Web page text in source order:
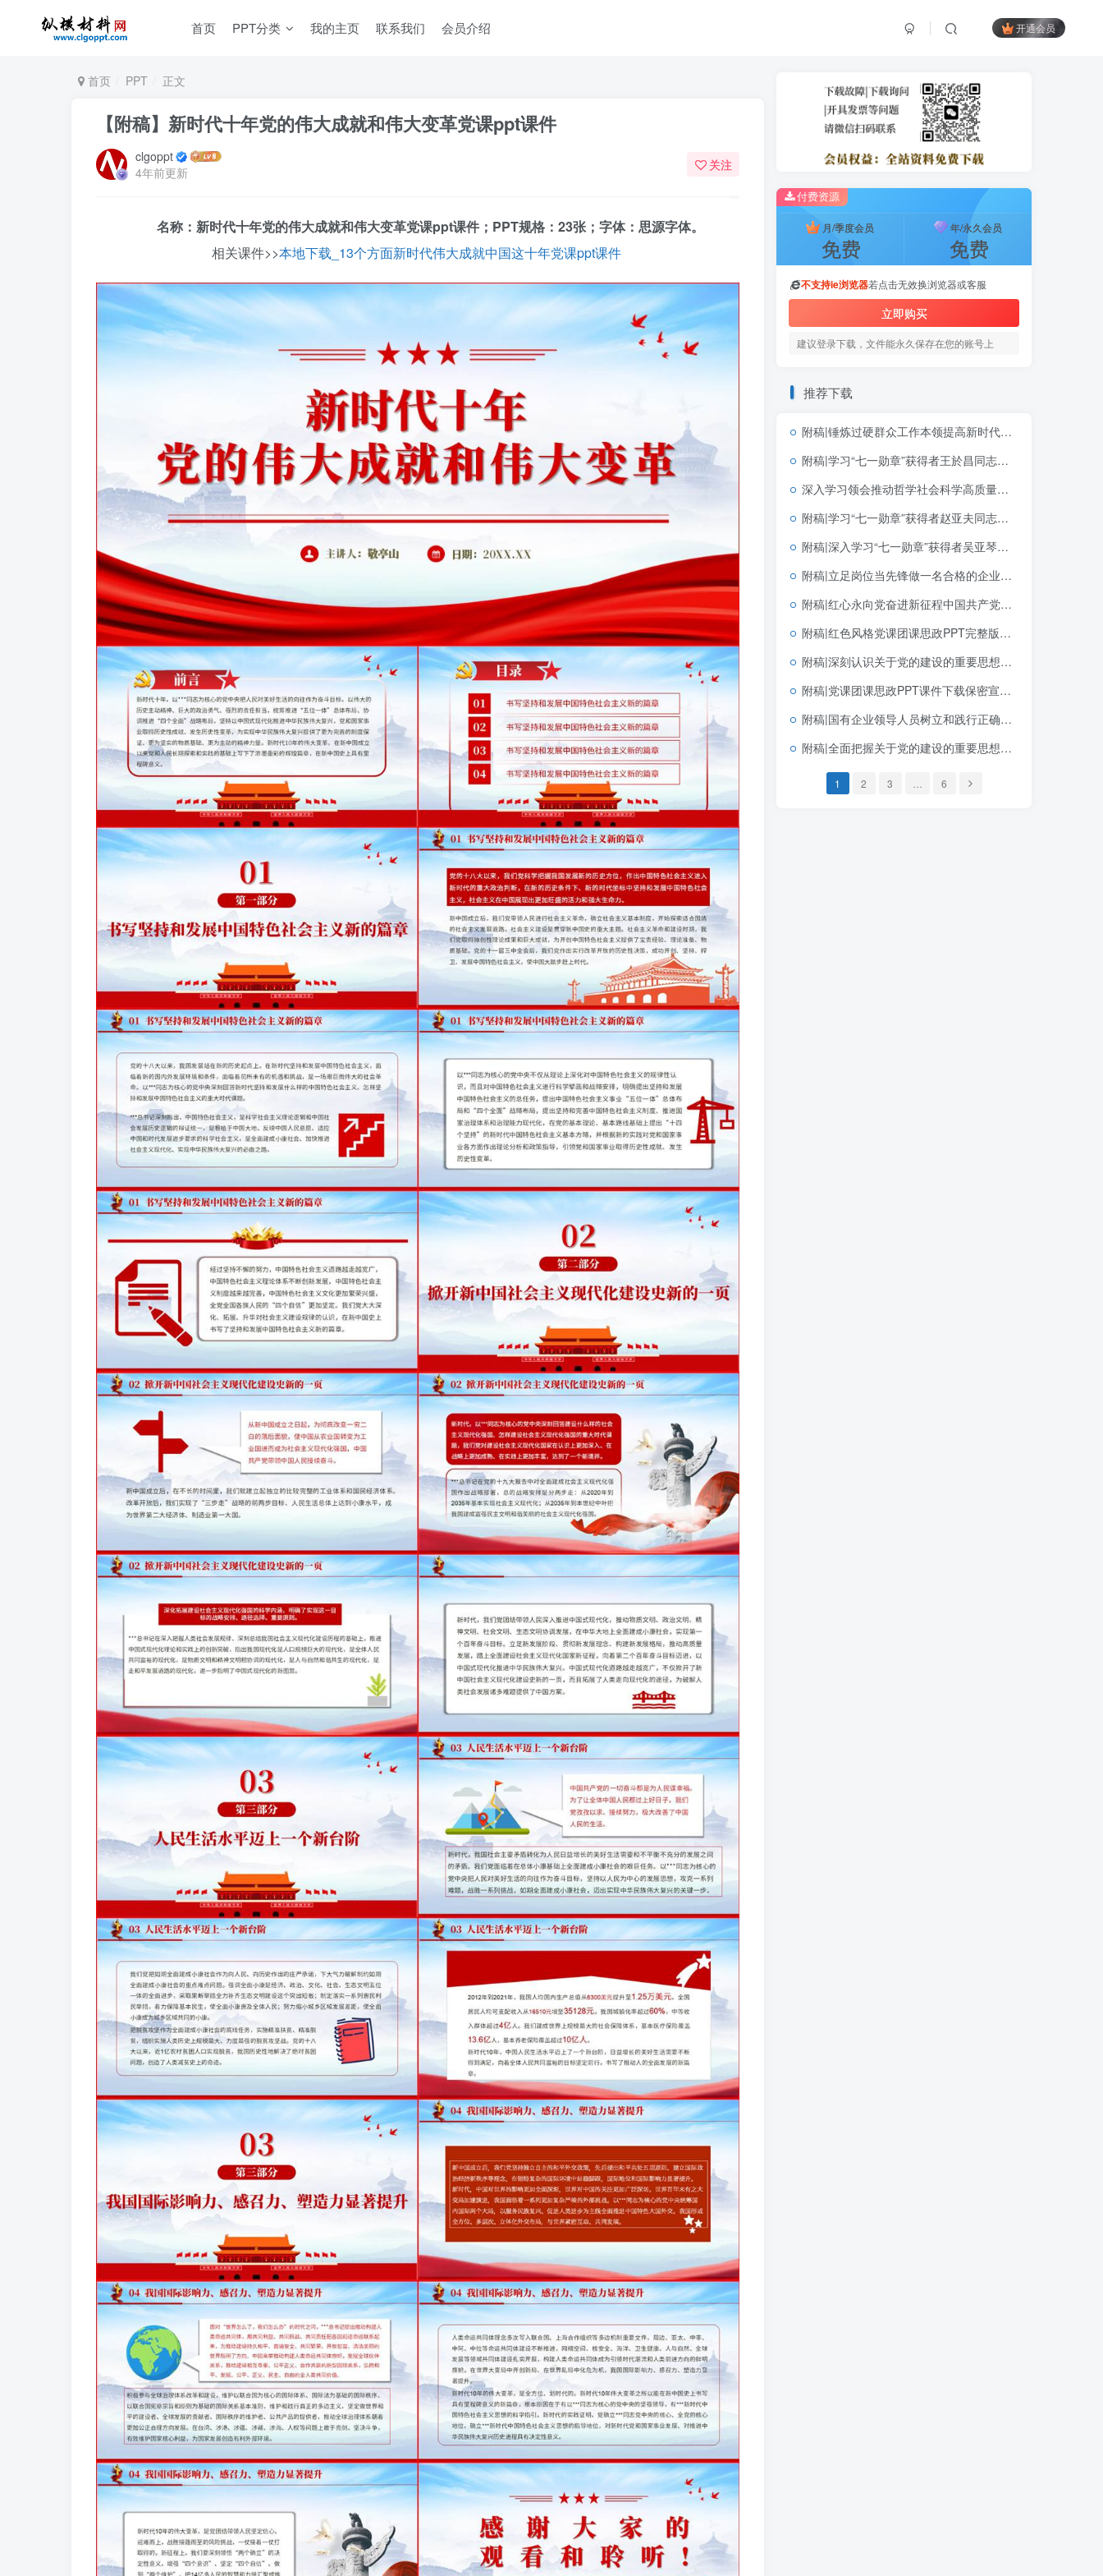
首页 PPT分类 我的主页 联系我们 会员介绍 开通会员
首页 PPT 正文
【附稿】新时代十年党的伟大成就和伟大变革党课ppt课件
clgoppt
4年前更新
关注
名称：新时代十年党的伟大成就和伟大变革党课ppt课件；PPT规格：23张；字体：思源字体。
相关课件>>本地下载_13个方面新时代伟大成就中国这十年党课ppt课件
付费资源
月/季度会员
免费
年/永久会员
免费
不支持ie浏览器若点击无效换浏览器或客服
立即购买
建议登录下载，文件能永久保存在您的账号上
推荐下载
附稿|锤炼过硬群众工作本领提高新时代群众工作能力基层党支部三会一课党课PPT
附稿|学习“七一勋章”获得者王於昌同志先进事迹思政课团课ppt课件
深入学习领会推动哲学社会科学高质量发展“5·17”重要讲话精神宣讲党课ppt模板
附稿|学习“七一勋章”获得者赵亚夫同志先进事迹主题党课课件PPT模板
附稿|深入学习“七一勋章”获得者吴亚琴同志先进事迹新版党课专题PPT完整版下载
附稿|立足岗位当先锋做一名合格的企业党员基层党支部简短党课PPT下载
附稿|红心永向党奋进新征程中国共产党成立105周年专题党课党建PPT模板
附稿|红色风格党课团课思政PPT完整版学习党建文选第一卷第二卷党建思想
附稿|深刻认识关于党的建设的重要思想的重大意义可编辑思政党课团课PPT课件下载
附稿|党课团课思政PPT课件下载保密宣传教育带讲稿
附稿|国有企业领导人员树立和践行正确政绩观的内涵与实践路径学习教育党课ppt
附稿|全面把握关于党的建设的重要思想的科学体系带讲稿党课团课思政PPT课件下载
1 2 3 6